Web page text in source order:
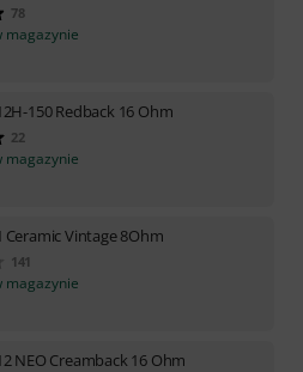
78
magazynie
150 Redback 16 Ohm
22
magazynie
Ceramic Vintage 8Ohm
141
magazynie
NEO Creamback 16 Ohm